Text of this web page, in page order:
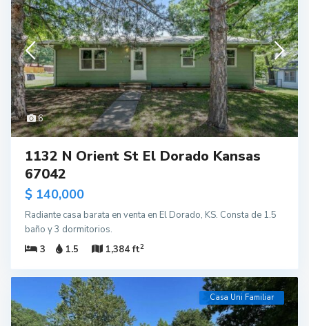
6
1132 N Orient St El Dorado Kansas
67042
$ 140,000
Radiante casa barata en venta en El Dorado, KS. Consta de 1.5
baño y 3 dormitorios.
3
1.5 1,384 ft2
Casa Uni Familiar